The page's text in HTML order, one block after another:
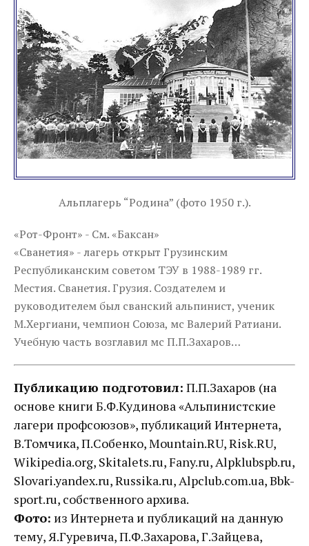
Альплагерь “Родина” (фото 1950 г.).
«Рот-Фронт» - См. «Баксан»
«Сванетия» - лагерь открыт Грузинским
Республиканским советом ТЭУ в 1988-1989 гг.
Местия. Сванетия. Грузия. Создателем и
руководителем был сванский альпинист, ученик
М.Хергиани, чемпион Союза, мс Валерий Ратиани.
Учебную часть возглавил мс П.П.Захаров…
Публикацию подготовил: П.П.Захаров (на
основе книги Б.Ф.Кудинова «Альпинистские
лагери профсоюзов», публикаций Интернета,
В.Томчика, П.Собенко, Mountain.RU, Risk.RU,
Wikipedia.org, Skitalets.ru, Fany.ru, Alpklubspb.ru,
Slovari.yandex.ru, Russika.ru, Alpclub.com.ua, Bbk-
sport.ru, собственного архива.
Фото: из Интернета и публикаций на данную
тему, Я.Гуревича, П.Ф.Захарова, Г.Зайцева,